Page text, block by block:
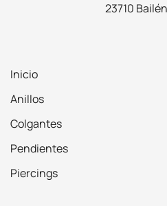
23710
Inicio
Anillos
Colgantes
Pendientes
Piercings